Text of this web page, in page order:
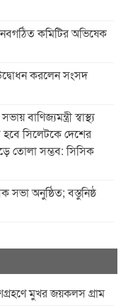
কমিটির অভিষেক
করলেন সংসদ
বাণিজ্যমন্ত্রী স্বাস্থ্য
হবে সিলেটকে দেশের
তোলা সম্ভব: সিসিক
সভা অনুষ্ঠিত; বস্তুনিষ্ঠ
মুখর জয়কলস গ্রাম